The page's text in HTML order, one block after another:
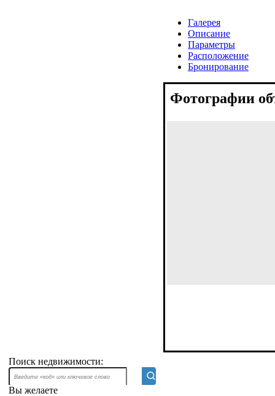
Галерея
Описание
Параметры
Расположение
Бронирование
Фотографии
Поиск недвижимости:
Вы желаете